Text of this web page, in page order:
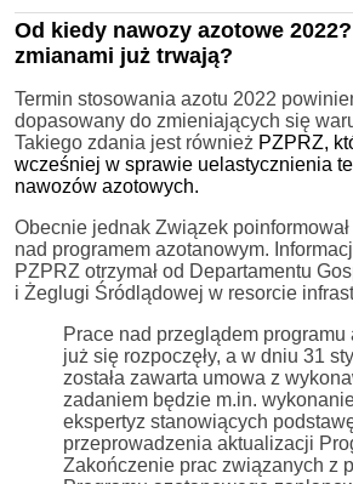
Od kiedy nawozy azotowe
zmianami już trwają?
Termin stosowania azotu 2022
dopasowany do zmieniających się
Takiego zdania jest również PZPRZ,
wcześniej w sprawie uelastycznienia
nawozów azotowych.
Obecnie jednak Związek
nad programem azotanowym.
PZPRZ otrzymał od Departamentu
i Żeglugi Śródlądowej w resorcie
Prace nad przeglądem programu
już się rozpoczęły, a w dniu 31
została zawarta umowa z
zadaniem będzie m.in.
ekspertyz stanowiących
przeprowadzenia aktualizacji
Zakończenie prac związanych z